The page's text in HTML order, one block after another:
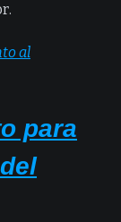
al
para